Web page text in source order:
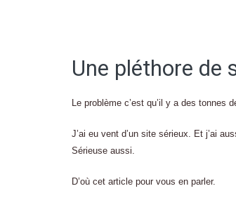
Une pléthore de
Le problème c’est qu’il y a des tonnes
J’ai eu vent d’un site sérieux. Et j’ai
Sérieuse aussi.
D’où cet article pour vous en parler.